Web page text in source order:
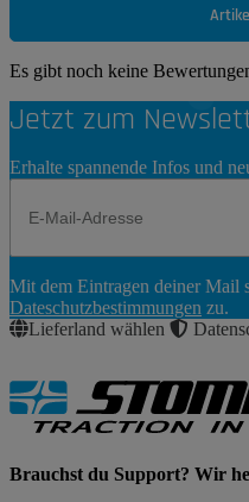
Es gibt noch keine
Jetzt zum
Erhalte spannende Infos und
Abonnieren
Mit dem Eintragen deiner Mail
Dateschutzbestimmungen zu.
Lieferland wählen
Brauchst du Support? Wir